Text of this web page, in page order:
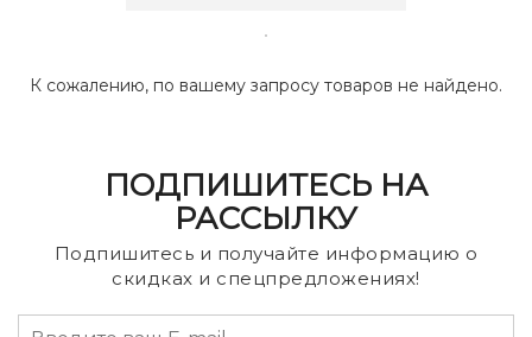
К сожалению, по вашему запросу товаров не найдено.
ПОДПИШИТЕСЬ НА
РАССЫЛКУ
Подпишитесь и получайте информацию о
скидках и спецпредложениях!